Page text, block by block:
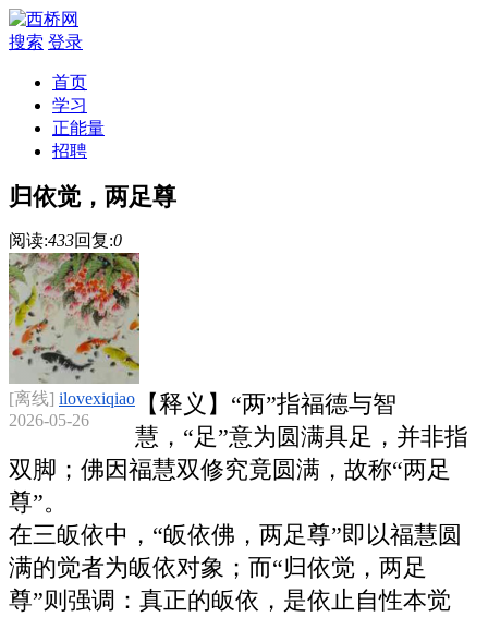
搜索 登录
首页
学习
正能量
招聘
归依觉，两足尊
阅读:433回复:0
[离线] ilovexiqiao
2026-05-26
【释义】“两”指‌福德与智
慧‌，“足”意为‌圆满具足‌，并非指
双脚；佛因福慧双修究竟圆满，故称“两足
尊”。‌‌
在三皈依中，“皈依佛，两足尊”即以福慧圆
满的觉者为皈依对象；而“归依觉，两足
尊”则强调：真正的皈依，是依止自性本觉